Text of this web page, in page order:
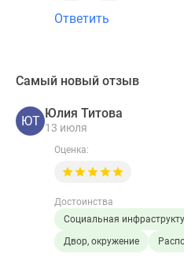
Ответить
Самый новый отзыв
ЮТ
Юлия Титова
13 июля
Оценка:
Достоинства
Социальная
Двор, окружение